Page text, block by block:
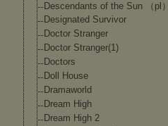
Descendants of the Sun （pl）
Designated Survivor
Doctor Stranger
Doctor Stranger(1)
Doctors
Doll House
Dramaworld
Dream High
Dream High 2